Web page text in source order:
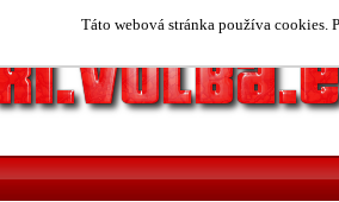
Táto webová stránka používa cookies.